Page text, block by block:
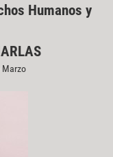
Humanos y
Marzo